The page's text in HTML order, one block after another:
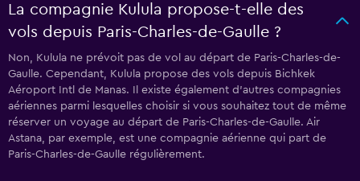
La compagnie Kulula propose-t-elle des
vols depuis Paris-Charles-de-Gaulle ?
Non, Kulula ne prévoit pas de vol au départ de Paris-Charles-de-
Gaulle. Cependant, Kulula propose des vols depuis Bichkek
Aéroport Intl de Manas. Il existe également d'autres compagnies
aériennes parmi lesquelles choisir si vous souhaitez tout de même
réserver un voyage au départ de Paris-Charles-de-Gaulle. Air
Astana, par exemple, est une compagnie aérienne qui part de
Paris-Charles-de-Gaulle régulièrement.